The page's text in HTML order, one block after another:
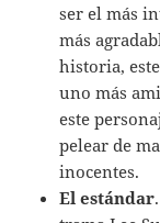
ser el más
más
historia,
uno más
este
pelear de
inocentes.
El estándar